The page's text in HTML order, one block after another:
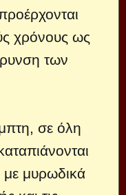
χρόνους ως
των
σε όλη
μυρωδικά